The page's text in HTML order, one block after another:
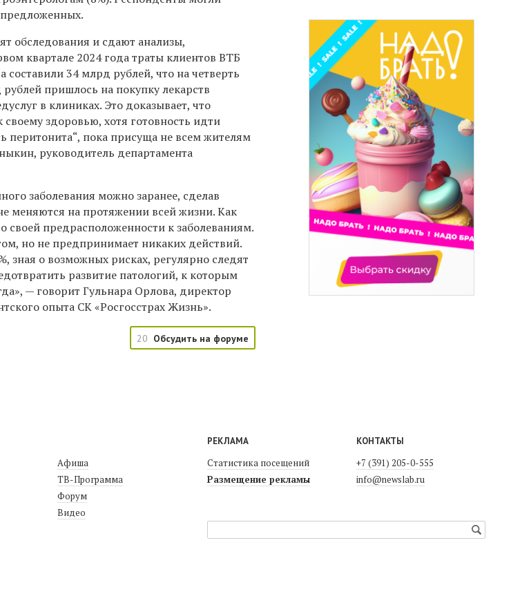
предложенных.
обследования и сдают анализы,
квартале 2024 года траты клиентов ВТБ
34 млрд рублей, что на четверть
пришлось на покупку лекарств
в клиниках. Это доказывает, что
своему здоровью, хотя готовность идти
перитонита“, пока присуща не всем жителям
руководитель департамента
заболевания можно заранее, сделав
меняются на протяжении всей жизни. Как
предрасположенности к заболеваниям.
но не предпринимает никаких действий.
зная о возможных рисках, регулярно следят
развитие патологий, к которым
— говорит Гульнара Орлова, директор
опыта СК «Росгосстрах Жизнь».
20 Обсудить на форуме
Афиша
ТВ-Программа
Форум
Видео
РЕКЛАМА
Статистика посещений
Размещение рекламы
КОНТАКТЫ
+7 (391) 205-0-555
info@newslab.ru